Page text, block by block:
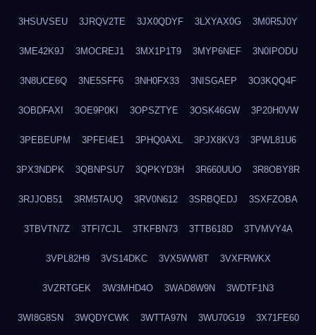
3HSUVSEU 3JRQV2TE 3JX0QDYF 3LXYAX0G 3M0R5J0Y
3ME42K9J 3MOCREJ1 3MX1P1T9 3MYP6NEF 3N0IPODU
3N8UCE6Q 3NE5SFF6 3NH0FX33 3NISGAEP 3O3KQQ4F
3OBDFAXI 3OE9P0KI 3OPSZTYE 3OSK46GW 3P20H0VW
3PEBEUPM 3PFEI4E1 3PHQ0AXL 3PJX8KV3 3PWL81U6
3PX3NDPK 3QBNPSU7 3QPKYD3H 3R660UUO 3R8OBY8R
3RJJOB51 3RM5TAUQ 3RV0N612 3SRBQEDJ 3SXFZOBA
3TBVTN7Z 3TFI7CJL 3TKFBN73 3TTB618D 3TVMVY4A
3VPL82H9 3VS14DKC 3VX5WW8T 3VXFRWKX
3VZRTGEK 3W3MHD4O 3WAD8W9N 3WDTF1N3
3WI8G8SN 3WQDYCWK 3WTTA97N 3WU70G19 3X71FE60